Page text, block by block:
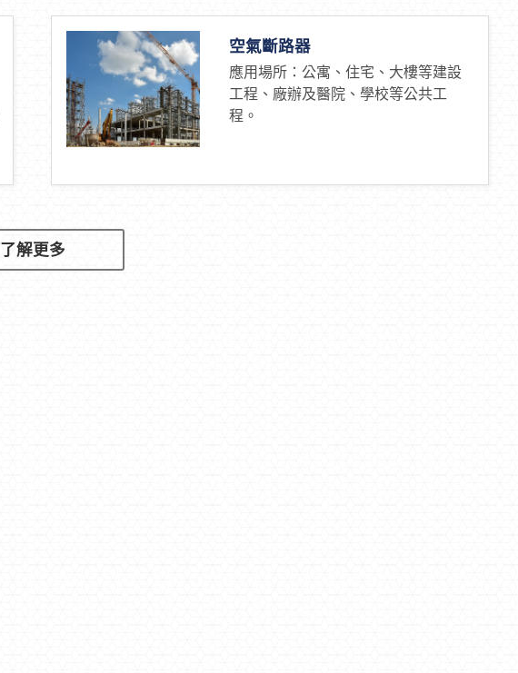
空氣斷路器
應用場所：公寓、住宅、大樓等建設
工程、廠辦及醫院、學校等公共工
程。
了解更多